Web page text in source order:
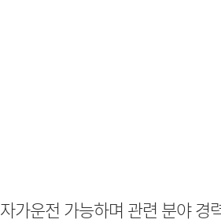
자가운전 가능하며 관련 분야 경